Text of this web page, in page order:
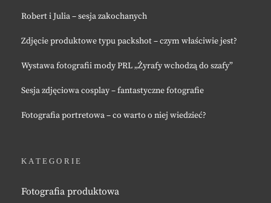
Robert i Julia – sesja zakochanych
Zdjęcie produktowe typu packshot – czym właściwie jest?
Wystawa fotografii mody PRL „Żyrafy wchodzą do szafy”
Sesja zdjęciowa cosplay – fantastyczne fotografie
Fotografia portretowa – co warto o niej wiedzieć?
KATEGORIE
Fotografia produktowa